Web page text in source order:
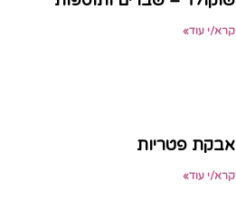
קרא/י עוד»
אבקת פטריות
קרא/י עוד»